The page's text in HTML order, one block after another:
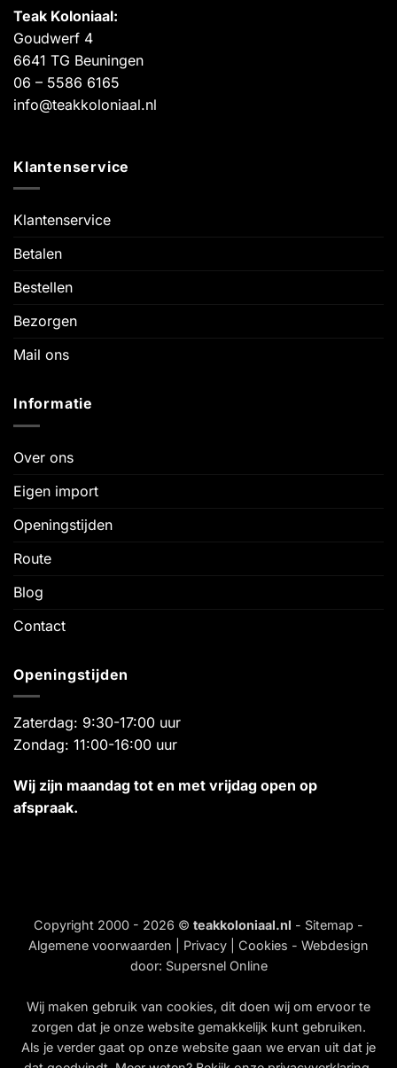
Teak Koloniaal:
Goudwerf 4
6641 TG Beuningen
06 – 5586 6165
info@teakkoloniaal.nl
Klantenservice
Klantenservice
Betalen
Bestellen
Bezorgen
Mail ons
Informatie
Over ons
Eigen import
Openingstijden
Route
Blog
Contact
Openingstijden
Zaterdag: 9:30-17:00 uur
Zondag: 11:00-16:00 uur
Wij zijn maandag tot en met vrijdag open op
afspraak.
Copyright 2000 - 2026 © teakkoloniaal.nl - Sitemap -
Algemene voorwaarden
Privacy Cookies - Webdesign
door: Supersnel Online
Wij maken gebruik van cookies, dit doen wij om ervoor te
zorgen dat je onze website gemakkelijk kunt gebruiken.
Als je verder gaat op onze website gaan we ervan uit dat je